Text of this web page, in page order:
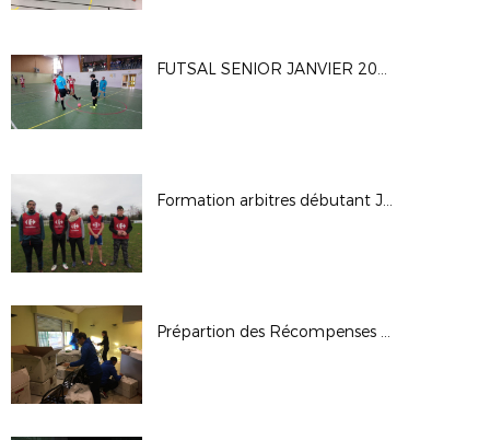
FUTSAL SENIOR JANVIER 2019
Formation arbitres débutant JANVIER 2019
Prépartion des Récompenses Coupes Futsal